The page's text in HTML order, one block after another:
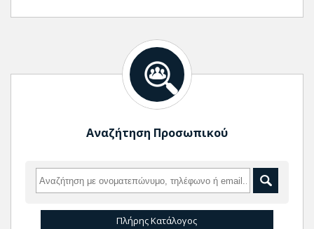
Αναζήτηση Προσωπικού
Πλήρης Κατάλογος